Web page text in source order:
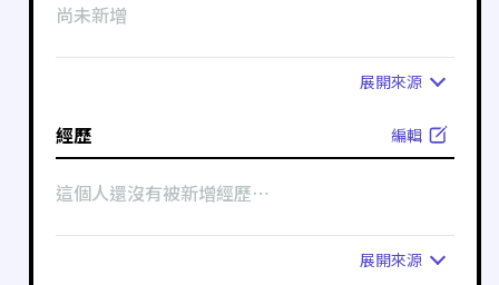
尚未新增
展開來源
經歷 編輯
這個人還沒有被新增經歷⋯
展開來源